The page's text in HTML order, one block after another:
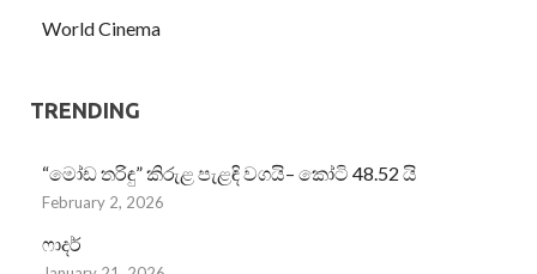
World Cinema
TRENDING
“මෝඩ තරිඳු” කිරුළ පැළඳි වගයි– කෝටි 48.52 යි
February 2, 2026
ෆාදර්